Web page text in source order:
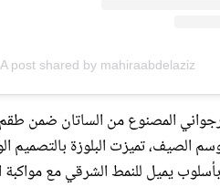
A post shared by mahiraabdelaziz مهيرة (@mahiraabdelaziz)
المصنوع من الساتان ضمن
الصيف، تميزت البلوزة
يميل للنمط الشرقي مع